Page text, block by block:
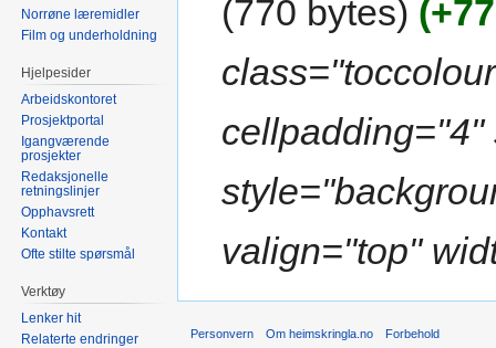
770 bytes
valign="top"
Norrøne læremidler
Film og underholdning
Hjelpesider
Arbeidskontoret
Prosjektportal
Igangværende
prosjekter
Redaksjonelle
retningslinjer
Opphavsrett
Kontakt
Ofte stilte spørsmål
Verktøy
Lenker hit
Relaterte endringer
Personvern Om heimskringla.no Forbehold